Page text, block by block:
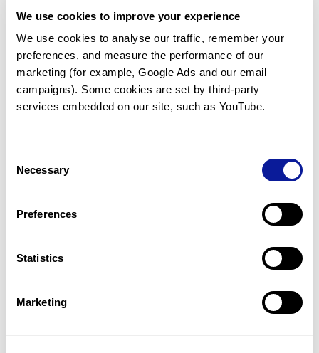
We use cookies to improve your experience
We use cookies to analyse our traffic, remember your
preferences, and measure the performance of our
marketing (for example, Google Ads and our email
campaigns). Some cookies are set by third-party
services embedded on our site, such as YouTube.
Selection
Necessary
Preferences
Statistics
Marketing
기술
Gene browser
매달 뉴스레터를 통해 최신 블로그 포스트와 소식을 받아보세요.